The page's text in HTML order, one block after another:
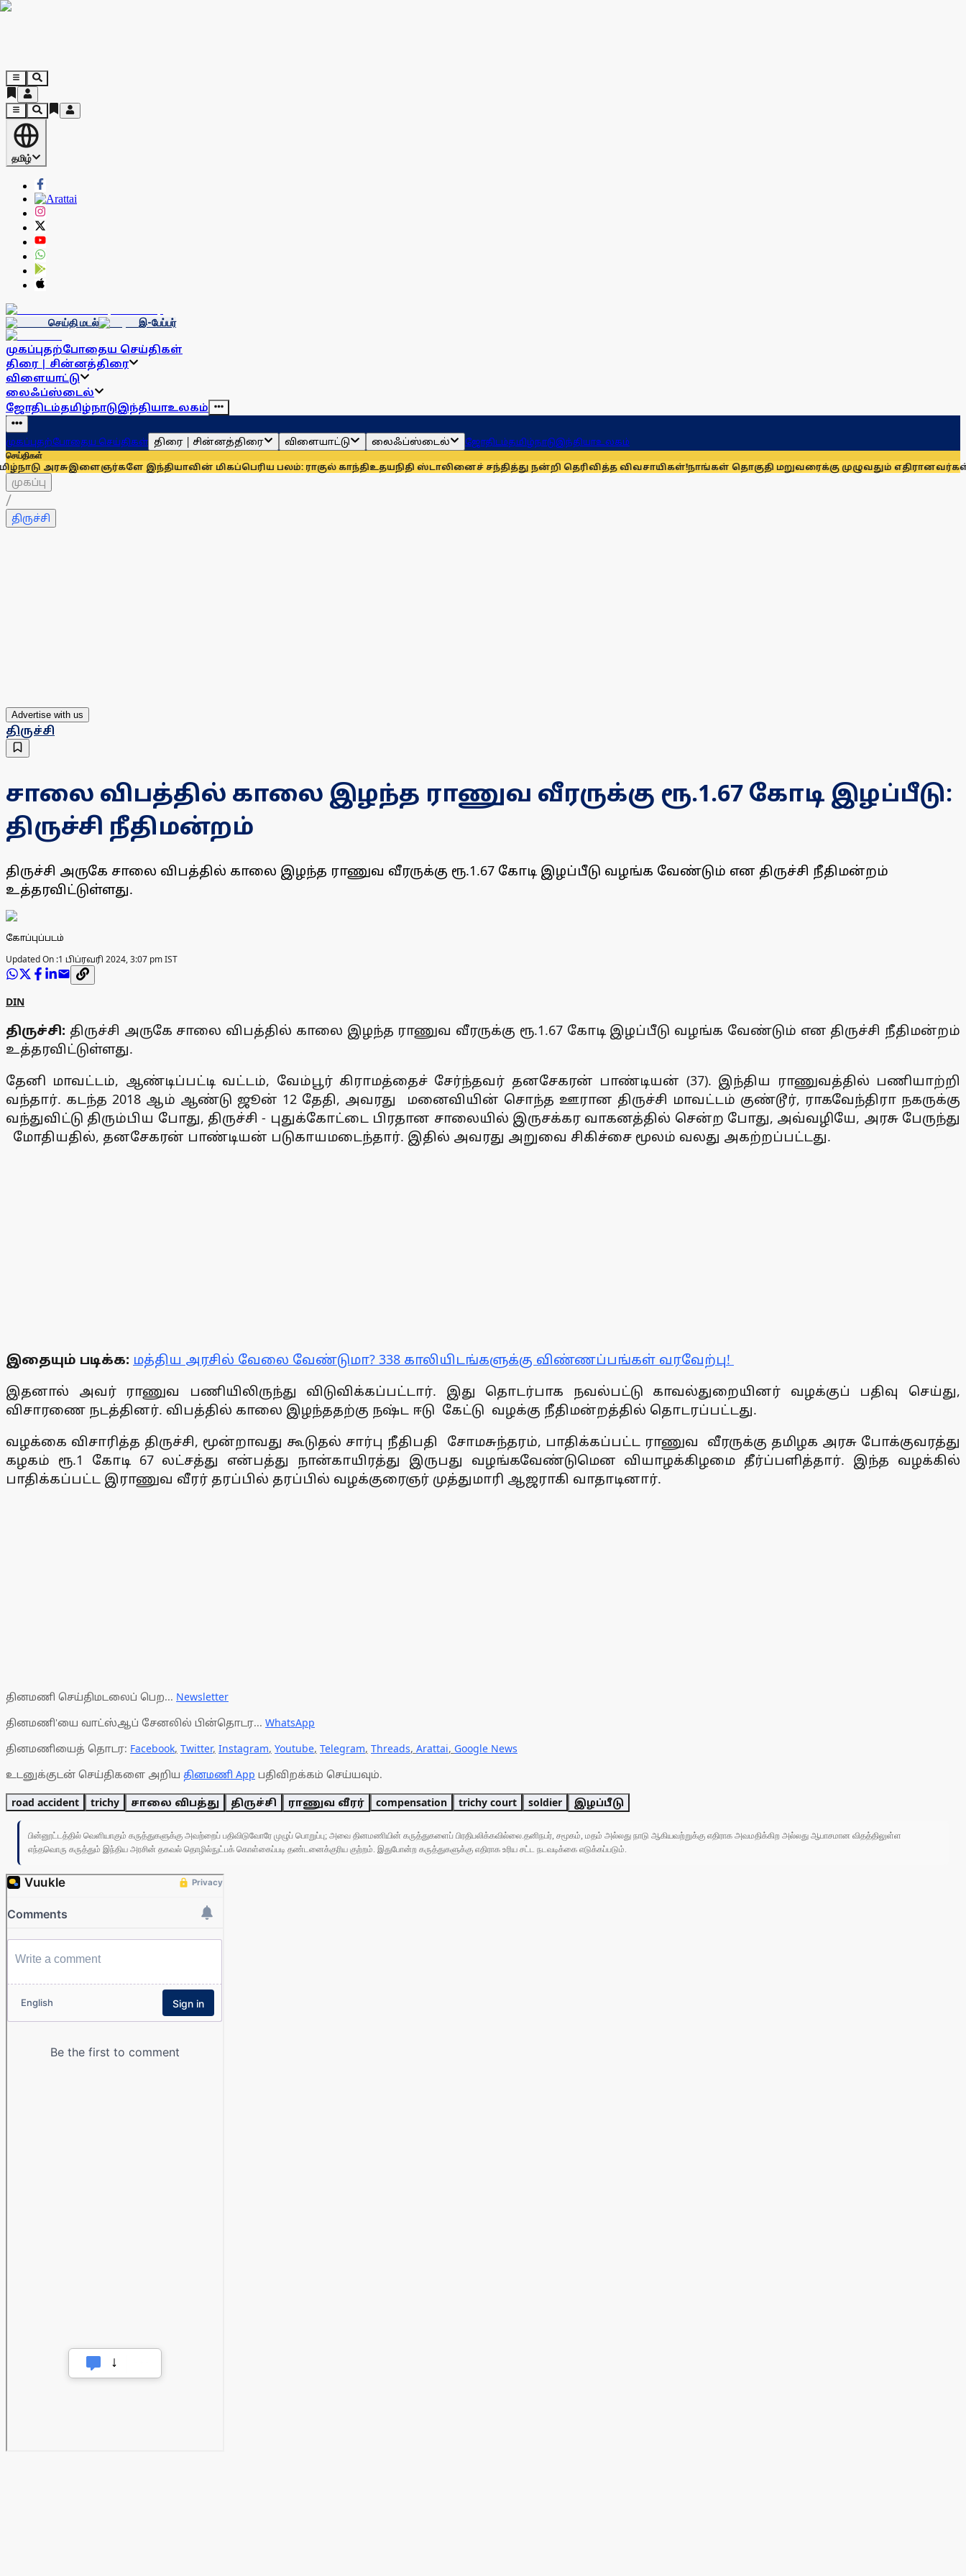
தமிழ்
செய்தி மடல் இ-பேப்பர்
முகப்புதற்போதைய செய்திகள்
திரை | சின்னத்திரை
விளையாட்டு
லைஃப்ஸ்டைல்
ஜோதிடம்தமிழ்நாடுஇந்தியாஉலகம்
முகப்புதற்போதைய செய்திகள் திரை | சின்னத்திரை விளையாட்டு லைஃப்ஸ்டைல் ஜோதிடம்தமிழ்நாடுஇந்தியாஉலகம்
செய்திகள்
இளைஞர்களே இந்தியாவின் மிகப்பெரிய பலம்: ராகுல் காந்திஉதயநிதி ஸ்டாலினைச் சந்தித்து நன்றி தெரிவித்த விவசாயிகள்!நாங்கள் தொகுதி மறுவரைக்கு முழுவதும் எதிரானவர்கள் அல்லர்:
முகப்பு
/
திருச்சி
Advertise with us
திருச்சி
சாலை விபத்தில் காலை இழந்த ராணுவ வீரருக்கு ரூ.1.67 கோடி இழப்பீடு:
திருச்சி நீதிமன்றம்
திருச்சி அருகே சாலை விபத்தில் காலை இழந்த ராணுவ வீரருக்கு ரூ.1.67 கோடி இழப்பீடு வழங்க வேண்டும் என திருச்சி நீதிமன்றம்
உத்தரவிட்டுள்ளது.
கோப்புப்படம்
Updated On :1 பிப்ரவரி 2024, 3:07 pm IST
DIN
திருச்சி: திருச்சி அருகே சாலை விபத்தில் காலை இழந்த ராணுவ வீரருக்கு ரூ.1.67 கோடி இழப்பீடு வழங்க வேண்டும் என திருச்சி நீதிமன்றம்
உத்தரவிட்டுள்ளது.
தேனி மாவட்டம், ஆண்டிப்பட்டி வட்டம், வேம்பூர் கிராமத்தைச் சேர்ந்தவர் தனசேகரன் பாண்டியன் (37). இந்திய ராணுவத்தில் பணியாற்றி
வந்தார். கடந்த 2018 ஆம் ஆண்டு ஜூன் 12 தேதி, அவரது மனைவியின் சொந்த ஊரான திருச்சி மாவட்டம் குண்டூர், ராகவேந்திரா நகருக்கு
வந்துவிட்டு திரும்பிய போது, திருச்சி - புதுக்கோட்டை பிரதான சாலையில் இருசக்கர வாகனத்தில் சென்ற போது, அவ்வழியே, அரசு பேருந்து
மோதியதில், தனசேகரன் பாண்டியன் படுகாயமடைந்தார். இதில் அவரது அறுவை சிகிச்சை மூலம் வலது அகற்றப்பட்டது.
இதையும் படிக்க: மத்திய அரசில் வேலை வேண்டுமா? 338 காலியிடங்களுக்கு விண்ணப்பங்கள் வரவேற்பு!
இதனால் அவர் ராணுவ பணியிலிருந்து விடுவிக்கப்பட்டார். இது தொடர்பாக நவல்பட்டு காவல்துறையினர் வழக்குப் பதிவு செய்து,
விசாரணை நடத்தினர். விபத்தில் காலை இழந்ததற்கு நஷ்ட ஈடு கேட்டு வழக்கு நீதிமன்றத்தில் தொடரப்பட்டது.
வழக்கை விசாரித்த திருச்சி, மூன்றாவது கூடுதல் சார்பு நீதிபதி சோமசுந்தரம், பாதிக்கப்பட்ட ராணுவ வீரருக்கு தமிழக அரசு போக்குவரத்து
கழகம் ரூ.1 கோடி 67 லட்சத்து என்பத்து நான்காயிரத்து இருபது வழங்கவேண்டுமென வியாழக்கிழமை தீர்ப்பளித்தார். இந்த வழக்கில்
பாதிக்கப்பட்ட இராணுவ வீரர் தரப்பில் தரப்பில் வழக்குரைஞர் முத்துமாரி ஆஜராகி வாதாடினார்.
தினமணி செய்திமடலைப் பெற... Newsletter
தினமணி'யை வாட்ஸ்ஆப் சேனலில் பின்தொடர... WhatsApp
தினமணியைத் தொடர: Facebook, Twitter, Instagram, Youtube, Telegram, Threads, Arattai, Google News
உடனுக்குடன் செய்திகளை அறிய தினமணி App பதிவிறக்கம் செய்யவும்.
road accident trichy சாலை விபத்து திருச்சி ராணுவ வீரர் compensation trichy court soldier இழப்பீடு
பின்னூட்டத்தில் வெளியாகும் கருத்துகளுக்கு அவற்றைப் பதிவிடுவோரே முழுப் பொறுப்பு; அவை தினமணியின் கருத்துகளைப் பிரதிபலிக்கவில்லை.தனிநபர், சமூகம், மதம் அல்லது நாடு ஆகியவற்றுக்கு எதிராக அவமதிக்கிற அல்லது ஆபாசமான விதத்திலுள்ள
எந்தவொரு கருத்தும் இந்திய அரசின் தகவல் தொழில்நுட்பக் கொள்கைப்படி தண்டனைக்குரிய குற்றம். இதுபோன்ற கருத்துகளுக்கு எதிராக உரிய சட்ட நடவடிக்கை எடுக்கப்படும்.